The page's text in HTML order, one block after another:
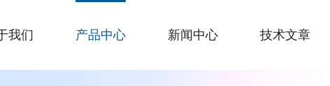
我们 产品中心 新闻中心 技术文章